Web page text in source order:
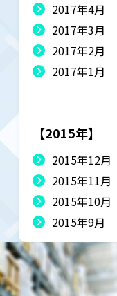
2017年4月
2017年3月
2017年2月
2017年1月
【2015年】
2015年12月
2015年11月
2015年10月
2015年9月